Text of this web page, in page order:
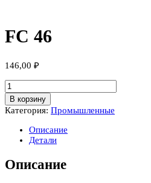
FC 46
146,00 ₽
Количество
товара
FC
46
В корзину
Категория: Промышленные
Описание
Детали
Описание